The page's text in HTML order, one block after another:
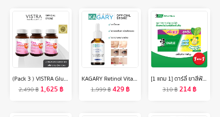
(Pack 3 ) VISTRA Gluta Complex 1000 Plus Red Orange Extract 30 Capsules - วิสทร้า กลูต้า คอมเพล็กซ์ 1000 พลัส เรด ออเร้นจ์ (30 เม็ด) [ แพค 3 ขวด = 90 เม็ด ]
2,490฿ 1,625 ฿
KAGARY Retinol Vitamin B3 Serum เอสเซนส์บำรุงผิวหน้า ต่อต้านริ้วรอย เรตินอล เรตินอลเซรั่ม ครีมต่อต้านริ้วรอย
1,999฿429฿
[1 แถม 1] ดาร์ลี่ ยาสีฟัน ดับเบิ้ล แอ็คชั่น 150 กรัม [แพ็ค 3] รวม 2 กล่อง
310฿214฿